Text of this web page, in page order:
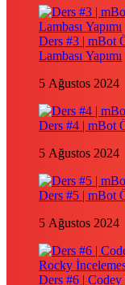
Ders #3 | mBot
Lambası Yapımı
5 Ağustos 2024
Ders #4 | mBot
5 Ağustos 2024
Ders #5 | mBot
5 Ağustos 2024
Ders #6 |